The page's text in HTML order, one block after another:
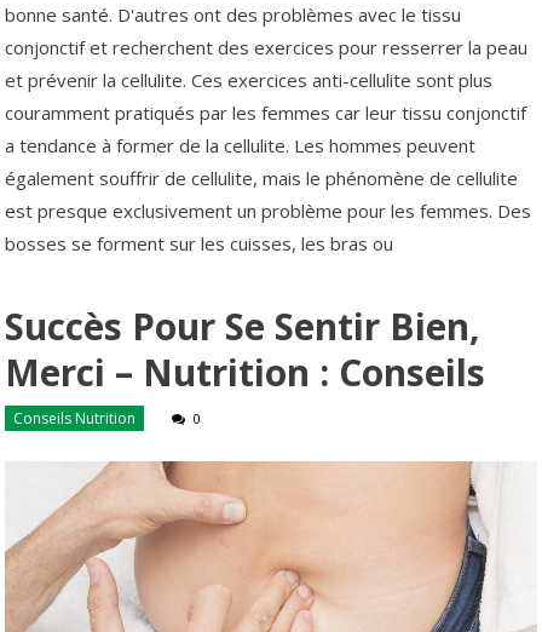
bonne santé. D'autres ont des problèmes avec le tissu
conjonctif et recherchent des exercices pour resserrer la peau
et prévenir la cellulite. Ces exercices anti-cellulite sont plus
couramment pratiqués par les femmes car leur tissu conjonctif
a tendance à former de la cellulite. Les hommes peuvent
également souffrir de cellulite, mais le phénomène de cellulite
est presque exclusivement un problème pour les femmes. Des
bosses se forment sur les cuisses, les bras ou
Succès Pour Se Sentir Bien,
Merci – Nutrition : Conseils
Conseils Nutrition 0